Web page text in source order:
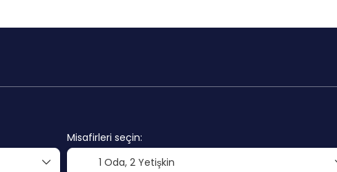
Misafirleri seçin:
1 Oda, 2 Yetişkin